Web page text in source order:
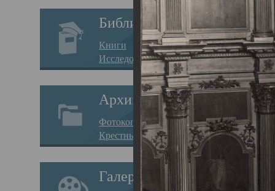
Библиотека
Книги
Исследования
Архив
Фотокопии дел
Крестные ходы
Галерея